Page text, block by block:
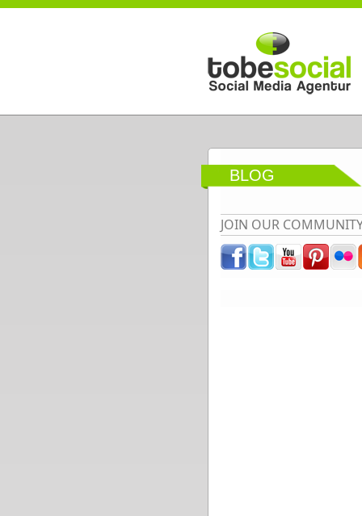
Direkt zum Inhalt
BLOG
JOIN OUR